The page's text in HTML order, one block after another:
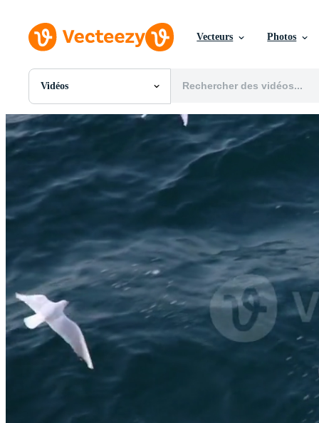
Vecteurs Photos
Vidéos
Toutes Images
Photos
PNGs
Modèles
Vecteurs
Images Éditoriales
Événements Éditoriaux